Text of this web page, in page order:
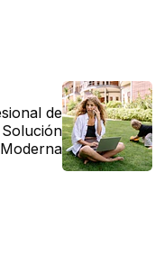
de
Moderna